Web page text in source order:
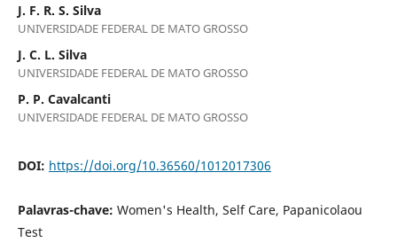
J. F. R. S. Silva
UNIVERSIDADE FEDERAL DE MATO GROSSO
J. C. L. Silva
UNIVERSIDADE FEDERAL DE MATO GROSSO
P. P. Cavalcanti
UNIVERSIDADE FEDERAL DE MATO GROSSO
DOI: https://doi.org/10.36560/1012017306
Palavras-chave: Women's Health, Self Care, Papanicolaou
Test